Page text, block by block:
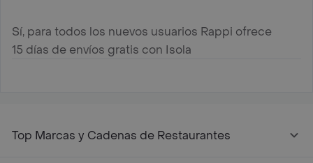
Sí, para todos los nuevos usuarios Rappi ofrece
15 días de envíos gratis con Isola
Top Marcas y Cadenas de Restaurantes